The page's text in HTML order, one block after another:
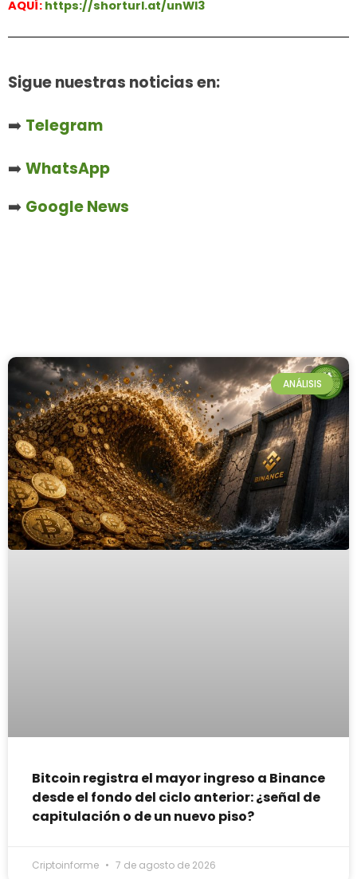
AQUÍ: https://shorturl.at/unWl3
Sigue nuestras noticias en:
➡️ Telegram
➡️WhatsApp
➡️ Google News
ANÁLISIS
Bitcoin registra el mayor ingreso a Binance
desde el fondo del ciclo anterior: ¿señal de
capitulación o de un nuevo piso?
Criptoinforme 7 de agosto de 2026